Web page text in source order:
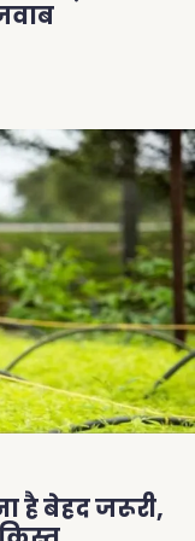
है बेहद जरूरी,